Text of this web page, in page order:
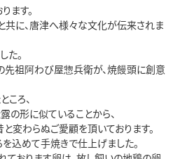
ます。
共に、唐津へ様々な文化が伝来されま
た。
先祖阿わび屋惣兵衛が、焼饅頭に創意
ろ、
の形に似ていることから、
と変わらぬご愛顧を頂いております。
込めて手焼きで仕上げました。